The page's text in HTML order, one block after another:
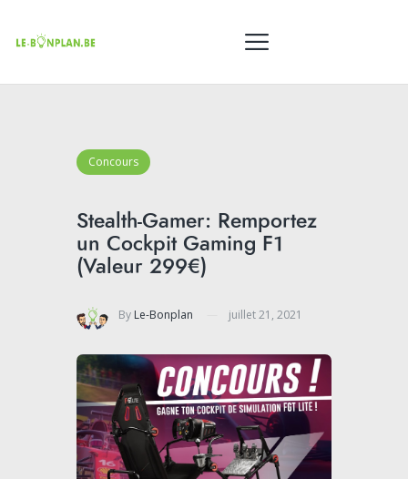
Concours
Stealth-Gamer: Remportez
un Cockpit Gaming F1
(Valeur 299€)
By Le-Bonplan juillet 21, 2021